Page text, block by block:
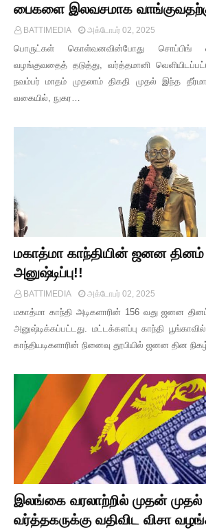
பைகளை இலவசமாக
BATTIMEDIA அக்டோபர் 02, 2025
பொருட்கள் கொள்வனவின்போது சொப்பிங்
வழங்குவதைத் தடுத்து, வர்த்தமானி
நவம்பர் மாதம் முதலாம் திகதி முதல் இந்த
வகையில், நுகர…
மகாத்மா காந்தியின் ஜனன தினம்
அனுஷ்டிப்பு!!
BATTIMEDIA அக்டோபர் 02, 2025
மகாத்மா காந்தி அடிகளாரின் 156 வது ஜனன
அனுஷ்டிக்கப்பட்டது. மட்டக்களப்பு காந்தி
காந்தியடிகளாரின் நினைவு தூபியில் ஜனன தின
இலங்கை வரலாற்றில் முதன் முதல்
வர்த்தகருக்கு வதிவிட விசா